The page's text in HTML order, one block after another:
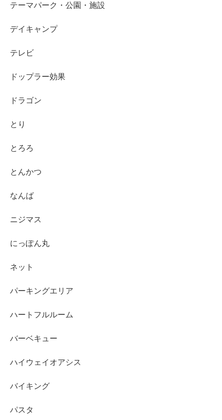
テーマパーク・公園・施設
デイキャンプ
テレビ
ドップラー効果
ドラゴン
とり
とろろ
とんかつ
なんば
ニジマス
にっぽん丸
ネット
パーキングエリア
ハートフルルーム
バーベキュー
ハイウェイオアシス
バイキング
パスタ